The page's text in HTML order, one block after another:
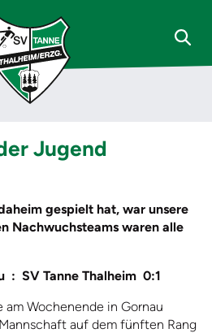
Jugend
gespielt hat, war unsere
Nachwuchsteams waren alle
: SV Tanne Thalheim 0:1
Wochenende in Gornau
auf dem fünften Rang